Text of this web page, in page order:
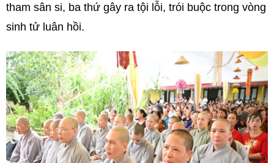
tham sân si, ba thứ gây ra tội lỗi, trói buộc trong vòng
sinh tử luân hồi.